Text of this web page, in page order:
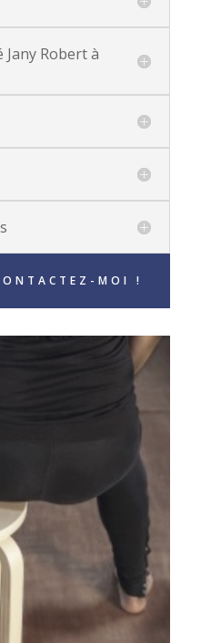
Jany Robert à
MOI !